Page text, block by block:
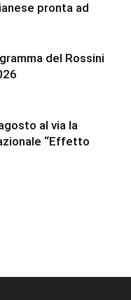
pronta ad
del Rossini
al via la
“Effetto